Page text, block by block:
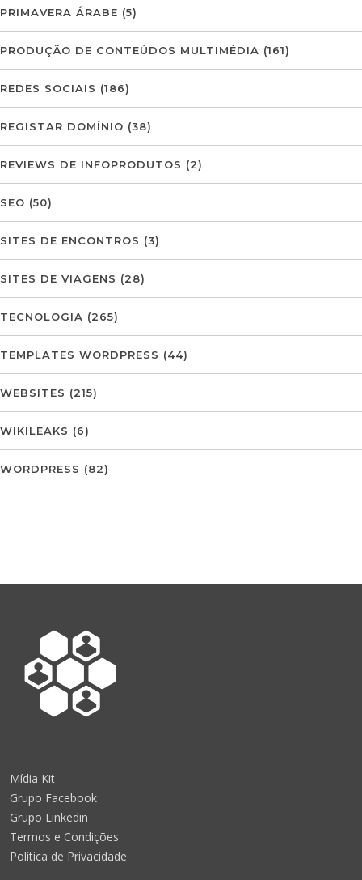
PRIMAVERA ÁRABE (5)
PRODUÇÃO DE CONTEÚDOS MULTIMÉDIA (161)
REDES SOCIAIS (186)
REGISTAR DOMÍNIO (38)
REVIEWS DE INFOPRODUTOS (2)
SEO (50)
SITES DE ENCONTROS (3)
SITES DE VIAGENS (28)
TECNOLOGIA (265)
TEMPLATES WORDPRESS (44)
WEBSITES (215)
WIKILEAKS (6)
WORDPRESS (82)
Mídia Kit
Grupo Facebook
Grupo Linkedin
Termos e Condições
Política de Privacidade